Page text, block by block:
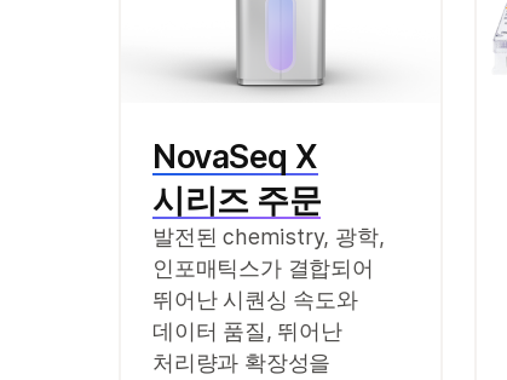
NovaSeq X
시리즈 주문
발전된 chemistry, 광학,
인포매틱스가 결합되어
뛰어난 시퀀싱 속도와
데이터 품질, 뛰어난
처리량과 확장성을